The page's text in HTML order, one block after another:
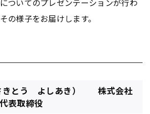
ついてのプレゼンテーションが行わ
の様子をお届けします。
きとう よしあき） 株式会社
表取締役